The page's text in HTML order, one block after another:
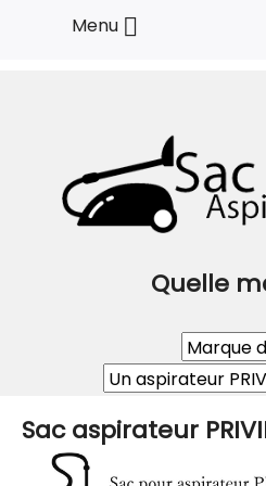
Menu 
Quelle
Sac aspirateur